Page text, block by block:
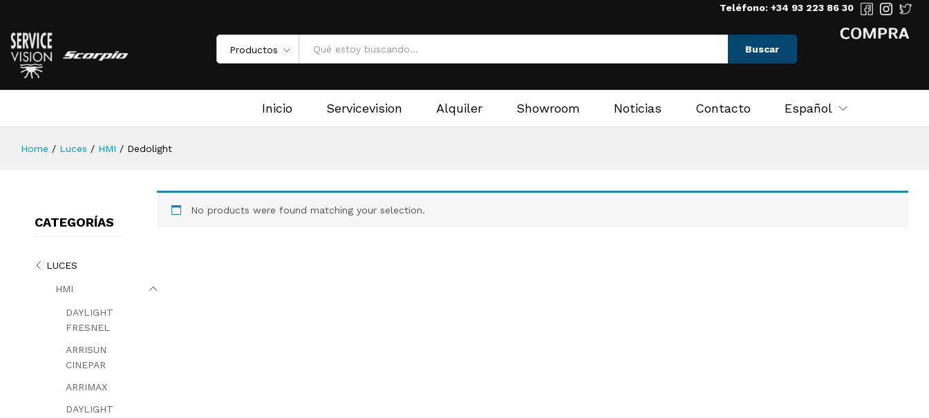
Teléfono: +34 93 223 86 30
Productos Buscar
Inicio Servicevision Alquiler Showroom Noticias Contacto Español
Home / Luces / HMI / Dedolight
No products were found matching your selection.
CATEGORÍAS
LUCES
HMI
DAYLIGHT
FRESNEL
ARRISUN
CINEPAR
ARRIMAX
DAYLIGHT